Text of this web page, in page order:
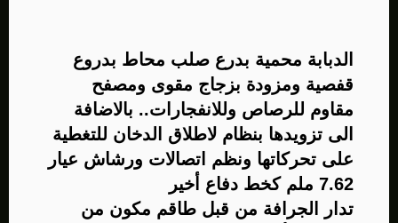
الدبابة محمية بدرع صلب محاط بدروع
قفصية ومزودة بزجاج مقوى ومصفح
مقاوم للرصاص وللانفجارات.. بالاضافة
الى تزويدها بنظام لاطلاق الدخان للتغطية
على تحركاتها ونظم اتصالات ورشاش عيار
7.62 ملم كخط دفاع أخير​
تدار الجرافة من قبل طاقم مكون من